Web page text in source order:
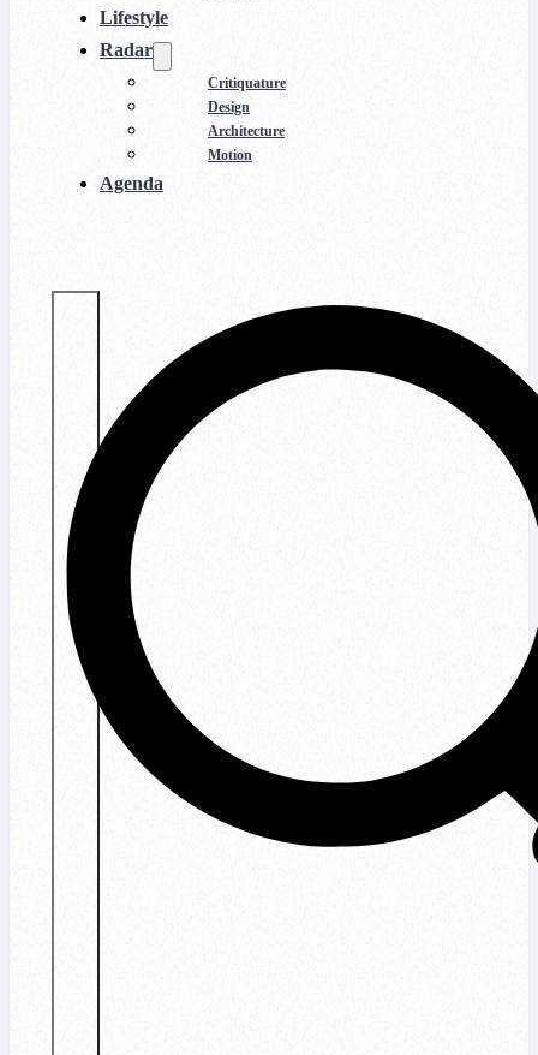
Lifestyle
Radar
Critiquature
Design
Architecture
Motion
Agenda